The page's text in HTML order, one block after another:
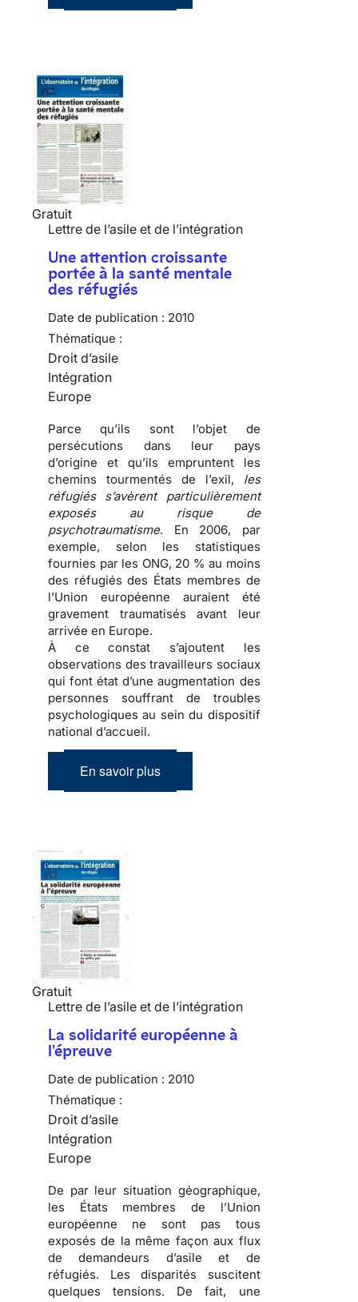
Gratuit
Lettre de l’asile et de l’intégration
Une attention croissante
portée à la santé mentale
des réfugiés
Date de publication : 2010
Thématique :
Droit d’asile
Intégration
Europe
Parce qu’ils sont l’objet de
persécutions dans leur pays
d’origine et qu’ils empruntent les
chemins tourmentés de l’exil, les
réfugiés s’avèrent particulièrement
exposés au risque de
psychotraumatisme. En 2006, par
exemple, selon les statistiques
fournies par les ONG, 20 % au moins
des réfugiés des États membres de
l’Union européenne auraient été
gravement traumatisés avant leur
arrivée en Europe.
À ce constat s’ajoutent les
observations des travailleurs sociaux
qui font état d’uneaugmentation des
personnes souffrant de troubles
psychologiques au sein du dispositif
national d’accueil.
En savoir plus
Gratuit
Lettre de l’asile et de l’intégration
La solidarité européenne à
l'épreuve
Date de publication : 2010
Thématique :
Droit d’asile
Intégration
Europe
De par leur situation géographique,
les États membres de l’Union
européenne ne sont pas tous
exposés de la même façon aux flux
de demandeurs d’asile et de
réfugiés. Les disparités suscitent
quelques tensions. De fait, une